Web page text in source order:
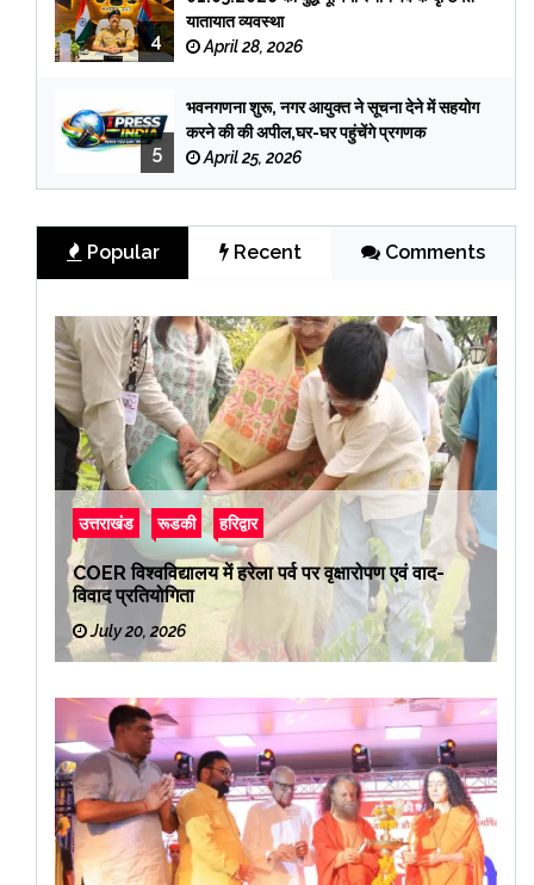
4
यातायात व्यवस्था
April 28, 2026
5
भवनगणना शुरू, नगर आयुक्त ने सूचना देने में सहयोग
करने की की अपील,घर-घर पहुंचेंगे प्रगणक
April 25, 2026
Popular Recent Comments
उत्तराखंड रूडकी हरिद्वार
COER विश्वविद्यालय में हरेला पर्व पर वृक्षारोपण एवं वाद-
विवाद प्रतियोगिता
July 20, 2026